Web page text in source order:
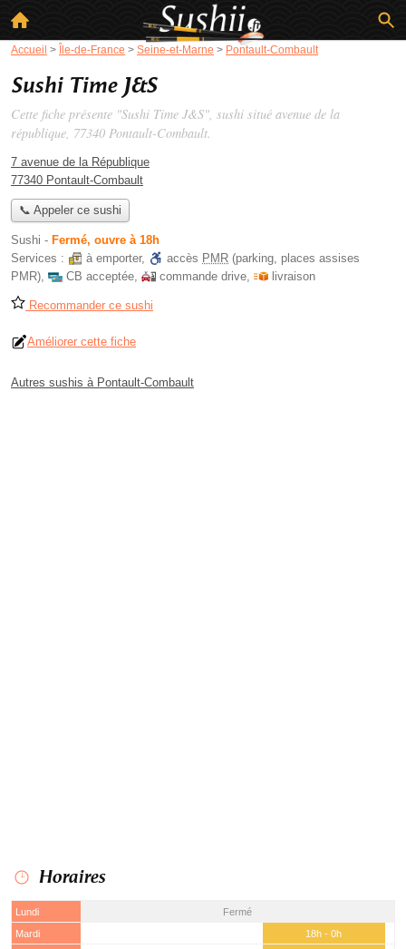
Accueil > Île-de-France > Seine-et-Marne > Pontault-Combault
Sushi Time J&S
Cette fiche présente "Sushi Time J&S", sushi situé avenue de la
république, 77340 Pontault-Combault.
7 avenue de la République
77340 Pontault-Combault
📞 Appeler ce sushi
Sushi - Fermé, ouvre à 18h
Services :
à emporter, accès PMR (parking, places assises
PMR), CB acceptée, commande drive, livraison
Recommander ce sushi
Améliorer cette fiche
Autres sushis à Pontault-Combault
Horaires
Lundi
Fermé
Mardi
18h - 0h